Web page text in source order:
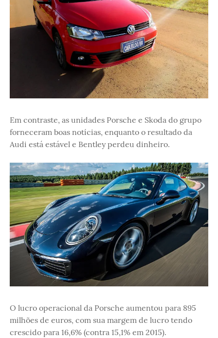
Em contraste, as unidades Porsche e Skoda do grupo
forneceram boas notícias, enquanto o resultado da
Audi está estável e Bentley perdeu dinheiro.
O lucro operacional da Porsche aumentou para 895
milhões de euros, com sua margem de lucro tendo
crescido para 16,6% (contra 15,1% em 2015).